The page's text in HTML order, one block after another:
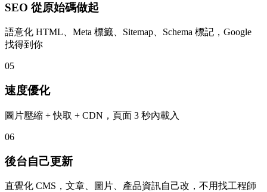
SEO 從原始碼做起
語意化 HTML、Meta 標籤、Sitemap、Schema 標記，Google
找得到你
05
速度優化
圖片壓縮 + 快取 + CDN，頁面 3 秒內載入
06
後台自己更新
直覺化 CMS，文章、圖片、產品資訊自己改，不用找工程師